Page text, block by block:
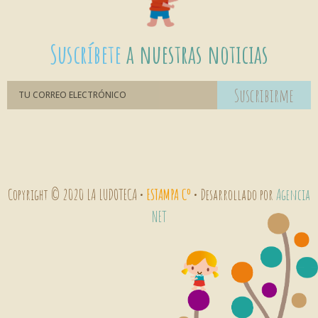
Suscríbetea nuestras noticias
Suscribirme
Copyright © 2020 LA LUDOTECA • ESTAMPA Cº • Desarrollado porAgencia
NET